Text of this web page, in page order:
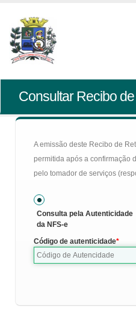
Consultar Recibo
A emissão deste Recibo de
permitida após a confirmação
pelo tomador de serviços
Consulta pela Autenticidade
da NFS-e
Código de autenticidade